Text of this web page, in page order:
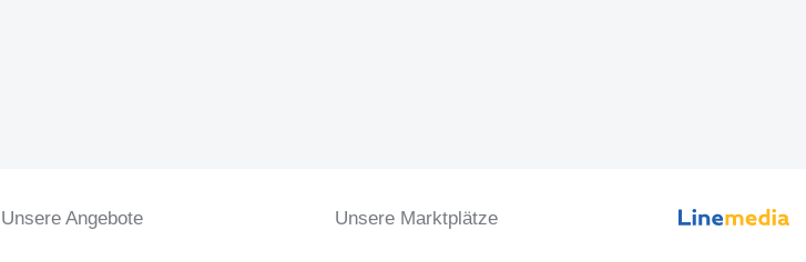
Unsere Angebote Unsere Marktplätze